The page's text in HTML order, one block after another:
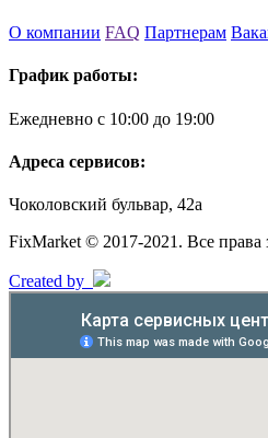
О компании FAQ Партнерам
График работы:
Ежедневно с 10:00 до 19:00
Адреса сервисов:
Чоколовский бульвар, 42а
FixMarket © 2017-2021. Все
Created by